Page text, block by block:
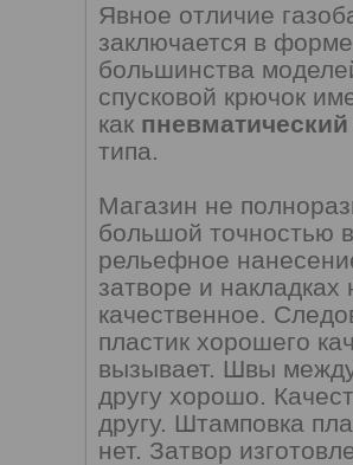
Явное отличие
заключается в
большинства
спусковой крючок
как
типа.
Магазин не
большой точностью
рельефное
затворе и
качественное.
пластик хорошего
вызывает. Швы
другу хорошо.
другу. Штамповка
нет. Затвор